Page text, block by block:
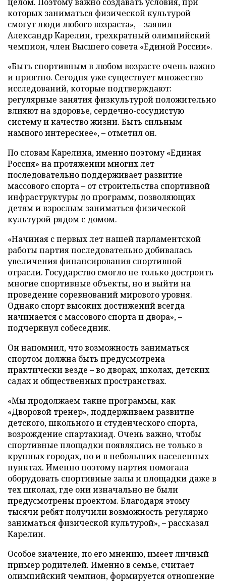
которых заниматься физической культурой
смогут люди любого возраста», – заявил
Александр Карелин, трехкратный олимпийский
чемпион, член Высшего совета «Единой России».
«Быть спортивным в любом возрасте очень важно
и приятно. Сегодня уже существует множество
исследований, которые подтверждают:
регулярные занятия физкультурой положительно
влияют на здоровье, сердечно-сосудистую
систему и качество жизни. Быть сильным
намного интереснее», – отметил он.
По словам Карелина, именно поэтому «Единая
Россия» на протяжении многих лет
последовательно поддерживает развитие
массового спорта – от строительства спортивной
инфраструктуры до программ, позволяющих
детям и взрослым заниматься физической
культурой рядом с домом.
«Начиная с первых лет нашей парламентской
работы партия последовательно добивалась
увеличения финансирования спортивной
отрасли. Государство смогло не только достроить
многие спортивные объекты, но и выйти на
проведение соревнований мирового уровня.
Однако спорт высоких достижений всегда
начинается с массового спорта и двора», –
подчеркнул собеседник.
Он напомнил, что возможность заниматься
спортом должна быть предусмотрена
практически везде – во дворах, школах, детских
садах и общественных пространствах.
«Мы продолжаем такие программы, как
«Дворовой тренер», поддерживаем развитие
детского, школьного и студенческого спорта,
возрождение спартакиад. Очень важно, чтобы
спортивные площадки появлялись не только в
крупных городах, но и в небольших населенных
пунктах. Именно поэтому партия помогала
оборудовать спортивные залы и площадки даже в
тех школах, где они изначально не были
предусмотрены проектом. Благодаря этому
тысячи ребят получили возможность регулярно
заниматься физической культурой», – рассказал
Карелин.
Особое значение, по его мнению, имеет личный
пример родителей. Именно в семье, считает
олимпийский чемпион, формируется отношение